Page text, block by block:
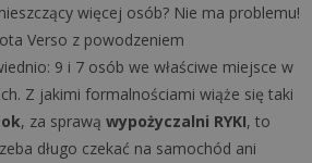
więcej osób? Nie ma problemu!
Verso z powodzeniem
9 i 7 osób we właściwe miejsce w
Z jakimi formalnościami wiąże się taki
, za sprawą wypożyczalni RYKI, to
długo czekać na samochód ani